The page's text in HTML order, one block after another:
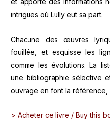
et apporte des informations
intrigues où Lully eut sa part.
Chacune des œuvres
fouillée, et esquisse les
comme les évolutions. La
une bibliographie sélective
ouvrage en font la référence,
> Acheter ce livre / Buy this